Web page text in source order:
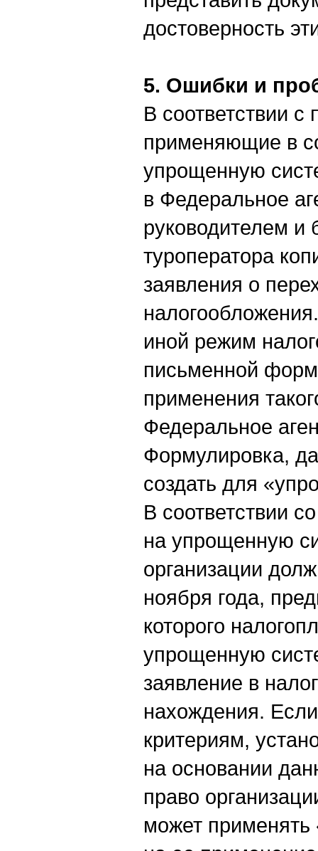
достоверность
5. Ошибки и
В соответствии
применяющие в
упрощенную
в Федеральное
руководителем и
туроператора
заявления о
иной режим
письменной
применения
Федеральное
Формулировка,
создать для
В соответствии
на упрощенную
организации
ноября года,
которого
упрощенную
заявление в
нахождения.
критериям,
на основании
право
может применять